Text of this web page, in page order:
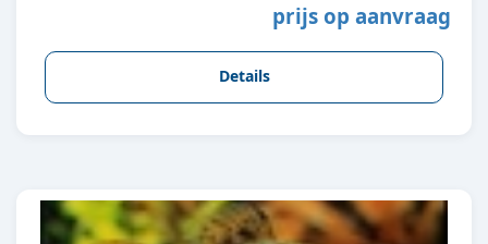
prijs op aanvraag
Details